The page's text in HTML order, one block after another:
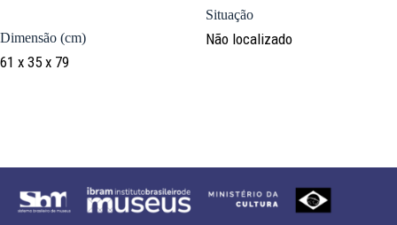
Dimensão (cm)
61 x 35 x 79
Situação
Não localizado